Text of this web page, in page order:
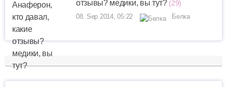
отзывы? медики, вы тут? (29)
08. Sep 2014, 05:22 Белка